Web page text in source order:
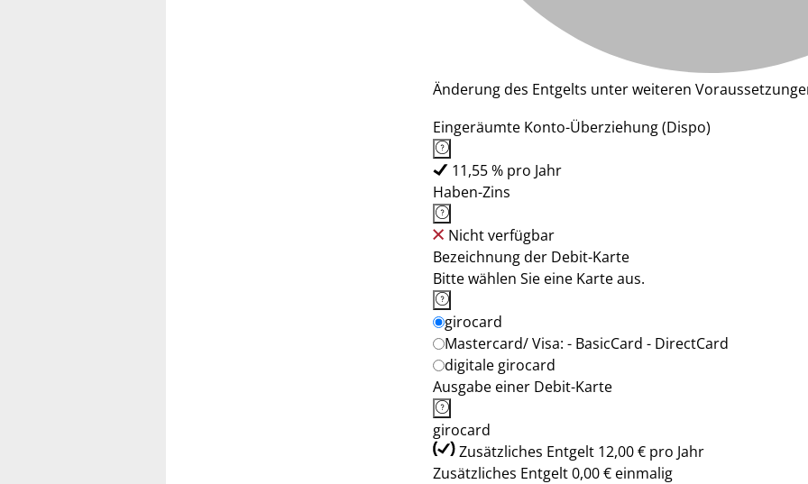
Änderung des Entgelts unter weiteren
Eingeräumte Konto-Überziehung (Dispo)
11,55 % pro Jahr
Haben-Zins
Nicht verfügbar
Bezeichnung der Debit-Karte
Bitte wählen Sie eine Karte aus.
girocard
Mastercard/ Visa: - BasicCard - DirectCard
digitale girocard
Ausgabe einer Debit-Karte
girocard
Zusätzliches Entgelt 12,00 € pro Jahr
Zusätzliches Entgelt 0,00 € einmalig